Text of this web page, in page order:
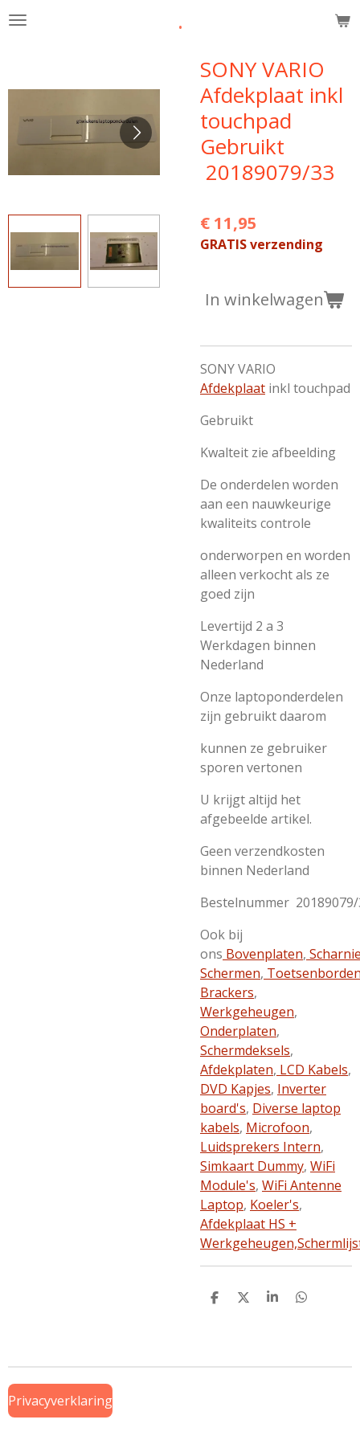
Ga
hoofdinhoud
.
SONY VARIO
Afdekplaat inkl
touchpad
Gebruikt
20189079/33
€ 11,95
GRATIS verzending
In winkelwagen
SONY VARIO
Afdekplaat inkl touchpad
Gebruikt
Kwalteit zie afbeelding
De onderdelen worden
aan een nauwkeurige
kwaliteits controle
onderworpen en worden
alleen verkocht als ze
goed zijn
Levertijd 2 a 3
Werkdagen binnen
Nederland
Onze laptoponderdelen
zijn gebruikt daarom
kunnen ze gebruiker
sporen vertonen
U krijgt altijd het
afgebeelde artikel.
Geen verzendkosten
binnen Nederland
Bestelnummer
Ook bij
ons Bovenplaten,
Schermen,
Brackers,
Werkgeheugen,
Onderplaten,
Schermdeksels,
Afdekplaten, LCD Kabels,
DVD Kapjes, Inverter
board's, Diverse laptop
kabels, Microfoon,
Luidsprekers Intern,
Simkaart Dummy, WiFi
Module's, WiFi Antenne
Laptop, Koeler's,
Afdekplaat HS +
Werkgeheugen,
D
D
S
D
Privacyverklaring